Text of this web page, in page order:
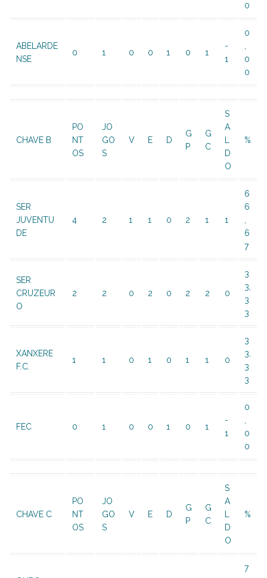
0
ABELARDE
NSE
0 1 0 0 1 0 1
-
1
0
,
0
0
CHAVE B
PO
NT
OS
JO
GO
S
V E D
G
P
G
C
S
A
L
D
O
%
SER
JUVENTU
DE
4 2 1 1 0 2 1 1
6
6
,
6
7
SER
CRUZEUR
O
2 2 0 2 0 2 2 0
3
3,
3
3
XANXERE
F.C.
1 1 0 1 0 1 1 0
3
3,
3
3
FEC 0 1 0 0 1 0 1
-
1
0
,
0
0
CHAVE C
PO
NT
OS
JO
GO
S
V E D
G
P
G
C
S
A
L
D
O
%
7